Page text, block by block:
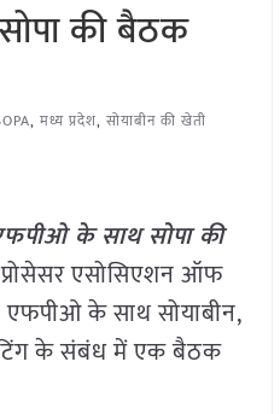
की बैठक
, मध्य प्रदेश, सोयाबीन की खेती
के साथ सोपा की
एसोसिएशन ऑफ
एफपीओ के साथ सोयाबीन,
के संबंध में एक बैठक